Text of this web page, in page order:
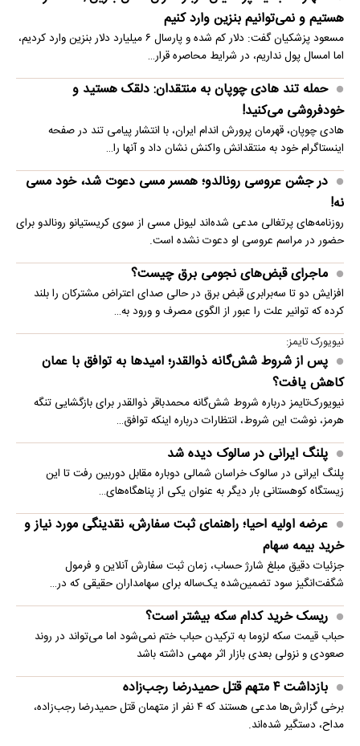
هستیم و نمی‌توانیم بنزین وارد کنیم
مسعود پزشکیان گفت: دلار کم شده و پارسال ۶ میلیارد دلار بنزین وارد کردیم،
اما امسال پول نداریم، در شرایط محاصره قرار…
حمله تند هادی چوپان به منتقدان: دلقک هستید و
خودفروشی می‌کنید!
هادی چوپان، قهرمان پرورش اندام ایران، با انتشار پیامی تند در صفحه
اینستاگرام خود به منتقدانش واکنش نشان داد و آنها را…
در جشن عروسی رونالدو؛ همسر مسی دعوت شد، خود مسی
نه!
روزنامه‌های پرتغالی مدعی شده‌اند لیونل مسی از سوی کریستیانو رونالدو برای
حضور در مراسم عروسی او دعوت نشده است.
ماجرای قبض‌های نجومی برق چیست؟
افزایش دو تا سه‌برابری قبض برق در حالی صدای اعتراض مشترکان را بلند
کرده که توانیر علت را عبور از الگوی مصرف و ورود به…
نیویورک تایمز:
پس از شروط شش‌گانه ذوالقدر؛ امیدها به توافق با عمان
کاهش یافت؟
نیویورک‌تایمز درباره شروط شش‌گانه محمدباقر ذوالقدر برای بازگشایی تنگه
هرمز، نوشت این شروط، انتظارات درباره اینکه توافق…
پلنگ ایرانی در سالوک دیده شد
پلنگ ایرانی در سالوک خراسان شمالی دوباره مقابل دوربین رفت تا این
زیستگاه کوهستانی بار دیگر به عنوان یکی از پناهگاه‌های…
عرضه اولیه احیا؛ راهنمای ثبت سفارش، نقدینگی مورد نیاز و
خرید بیمه سهام
جزئیات دقیق مبلغ شارژ حساب، زمان ثبت سفارش آنلاین و فرمول
شگفت‌انگیز سود تضمین‌شده یک‌ساله برای سهامداران حقیقی که در…
ریسک خرید کدام سکه بیشتر است؟
حباب قیمت سکه لزوما به ترکیدن حباب ختم نمی‌شود اما می‌تواند در روند
صعودی و نزولی بعدی بازار اثر مهمی داشته باشد
بازداشت ۴ متهم قتل حمیدرضا رجب‌زاده
برخی گزارش‌ها مدعی هستند که ۴ نفر از متهمان قتل حمیدرضا رجب‌زاده،
مداح، دستگیر شده‌اند.